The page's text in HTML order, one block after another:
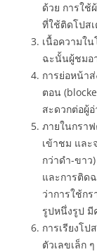
ด้วย การใช้
ที่ใช้ติดโปส
เนื้อความใ
ฉะนั้นผู้ชมอ
การย่อหน้า
ตอน
สะดวกต่อผู้
ภายในกรา
เข้าชม และ
กว่าดำ-ขาว
และการติด
ว่าการใช้ก
รูปหนึ่งรูป มี
การเรียงโ
ตัวเลขเล็ก